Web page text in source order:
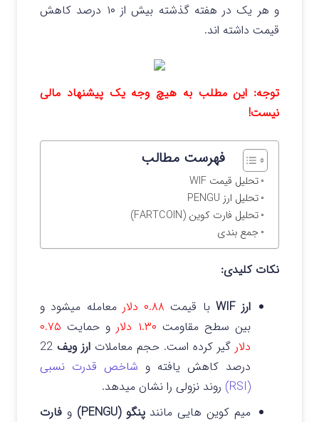
و هر یک در هفته گذشته بیش از ۱۰ درصد کاهش
قیمت داشته اند.
توجه: این مطلب به هیچ وجه یک پیشنهاد مالی
نیست!
فهرست مطالب
تحلیل قیمت WIF
تحلیل ارز PENGU
تحلیل فارت کوین (FARTCOIN)
جمع بندی
نکات کلیدی:
ارز WIF با قیمت ۰.۸۸ دلار
معامله میشود و
بین سطح مقاومت ۱.۳۰ دلار و حمایت ۰.۷۵
دلار گیر کرده است. حجم معاملات ارز ویف 22
درصد کاهش یافته و شاخص قدرت نسبی
(RSI)
روند نزولی را نشان میدهد.
میم کوین هایی مانندپنگو (PENGU) و فارت